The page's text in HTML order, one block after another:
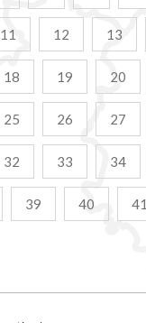
11 12 13
18 19 20
25 26 27
32 33 34
39 40 41